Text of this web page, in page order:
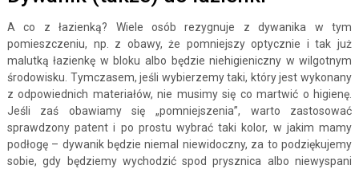
A co z łazienką? Wiele osób rezygnuje z dywanika w tym
pomieszczeniu, np. z obawy, że pomniejszy optycznie i tak już
malutką łazienkę w bloku albo będzie niehigieniczny w wilgotnym
środowisku. Tymczasem, jeśli wybierzemy taki, który jest wykonany
z odpowiednich materiałów, nie musimy się co martwić o higienę.
Jeśli zaś obawiamy się „pomniejszenia”, warto zastosować
sprawdzony patent i po prostu wybrać taki kolor, w jakim mamy
podłogę – dywanik będzie niemal niewidoczny, za to podziękujemy
sobie, gdy będziemy wychodzić spod prysznica albo niewyspani